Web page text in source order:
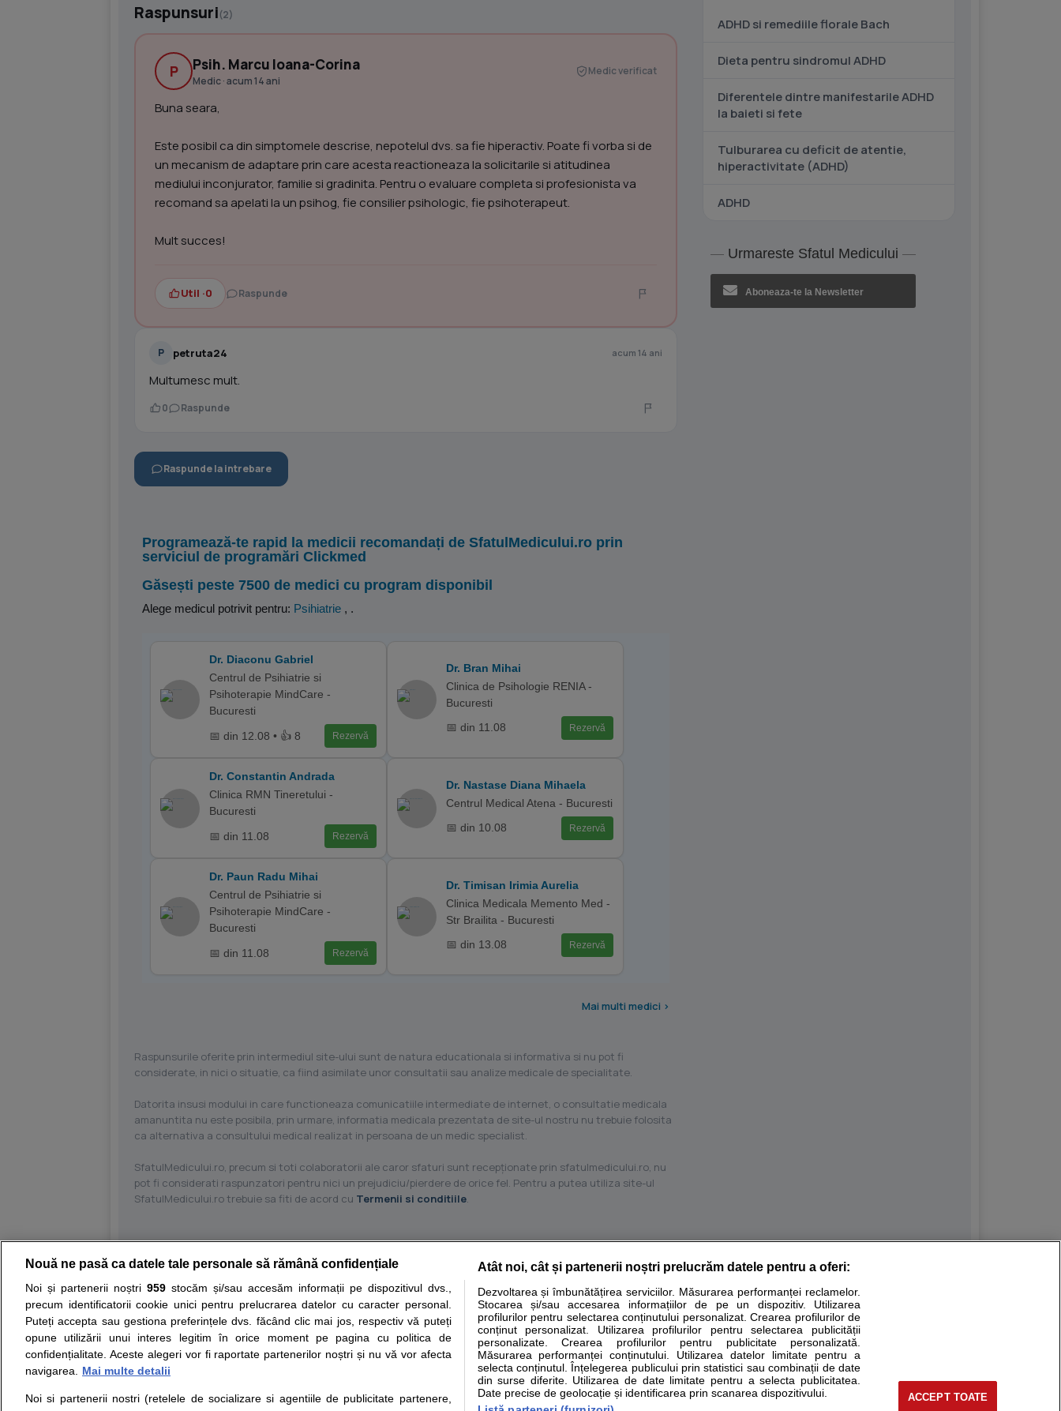
Raspunsuri(2)
P Psih. Marcu Ioana-Corina
Medic · acum 14 ani
Medic verificat
Buna seara,
Este posibil ca din simptomele descrise, nepotelul dvs. sa fie hiperactiv. Poate fi vorba si de
un mecanism de adaptare prin care acesta reactioneaza la solicitarile si atitudinea
mediului inconjurator, familie si gradinita. Pentru o evaluare completa si profesionista va
recomand sa apelati la un psihog, fie consilier psihologic, fie psihoterapeut.
Mult succes!
Util ·0 Raspunde
P petruta24 acum 14 ani
Multumesc mult.
0 Raspunde
Raspunde la intrebare
Programează-te rapid la medicii recomandați de SfatulMedicului.ro prin
serviciul de programări Clickmed
Găsești peste 7500 de medici cu program disponibil
Alege medicul potrivit pentru: Psihiatrie , .
Dr. Diaconu Gabriel
Centrul de Psihiatrie si
Psihoterapie MindCare -
Bucuresti
📅 din 12.08 • 👍 8
Rezervă
Dr. Bran Mihai
Clinica de Psihologie RENIA -
Bucuresti
📅 din 11.08
Rezervă
Dr. Constantin Andrada
Clinica RMN Tineretului -
Bucuresti
📅 din 11.08
Rezervă
Dr. Nastase Diana Mihaela
Centrul Medical Atena - Bucuresti
📅 din 10.08
Rezervă
Dr. Paun Radu Mihai
Centrul de Psihiatrie si
Psihoterapie MindCare -
Bucuresti
📅 din 11.08
Rezervă
Dr. Timisan Irimia Aurelia
Clinica Medicala Memento Med -
Str Brailita - Bucuresti
📅 din 13.08
Rezervă
Mai multi medici >
Raspunsurile oferite prin intermediul site-ului sunt de natura educationala si informativa si nu pot fi
considerate, in nici o situatie, ca fiind asimilate unor consultatii sau analize medicale de specialitate.
Datorita insusi modului in care functioneaza comunicatiile intermediate de internet, o consultatie medicala
amanuntita nu este posibila, prin urmare, informatia medicala prezentata de site-ul nostru nu trebuie folosita
ca alternativa a consultului medical realizat in persoana de un medic specialist.
SfatulMedicului.ro, precum si toti colaboratorii ale caror sfaturi sunt recepţionate prin sfatulmedicului.ro, nu
pot fi considerati raspunzatori pentru nici un prejudiciu/pierdere de orice fel. Pentru a putea utiliza site-ul
SfatulMedicului.ro trebuie sa fiti de acord cu Termenii si conditiile.
ADHD si remediile florale Bach
Dieta pentru sindromul ADHD
Diferentele dintre manifestarile ADHD
la baieti si fete
Tulburarea cu deficit de atentie,
hiperactivitate (ADHD)
ADHD
Urmareste Sfatul Medicului
Aboneaza-te la Newsletter
Resurse: Autoevaluare simptome Interpretare analize Specialitati medicale
Opiniile avizate ale medicilor, sfaturile si orice alte informatii despre sanatate disponibile pe sfatulmedicului.ro au scop informativ si educational. Ele nu pot substitui consultul medical direct si
nici diagnosticul stabilit in urma investigatiilor si analizelor medicale. Va sfatuim, ca pe langa informatia primita pe sfatulmedicului.ro sa consultati fie medicul Dvs., fie unul dintre medicii pe care
ii punem la dispozitie pentru programare in sistemul de programari la medic Clickmed.
Despre noi
Termeni si conditii
Drepturile consumatorului
Protectia consumatorilor -
Parteneri
Inscriere clinica
Pentru pacient
Nouă ne pasă ca datele tale personale să rămână confidențiale
Noi și partenerii noștri 959stocăm și/sau accesăm informații pe dispozitivul dvs.,
precum identificatorii cookie unici pentru prelucrarea datelor cu caracter personal.
Puteți accepta sau gestiona preferințele dvs. făcând clic mai jos, respectiv vă puteți
opune utilizării unui interes legitim în orice moment pe pagina cu politica de
confidențialitate. Aceste alegeri vor fi raportate partenerilor noștri și nu vă vor afecta
navigarea.
Mai multe detalii
Noi si partenerii nostri (retelele de socializare si agentiile de publicitate partenere,
Atât noi, cât și partenerii noștri prelucrăm datele pentru a oferi:
Dezvoltarea și îmbunătățirea serviciilor. Măsurarea performanței reclamelor.
Stocarea și/sau accesarea informațiilor de pe un dispozitiv. Utilizarea
profilurilor pentru selectarea conținutului personalizat. Crearea profilurilor de
conținut personalizat. Utilizarea profilurilor pentru selectarea publicității
personalizate. Crearea profilurilor pentru publicitate personalizată.
Măsurarea performanței conținutului. Utilizarea datelor limitate pentru a
selecta conținutul. Înțelegerea publicului prin statistici sau combinații de date
din surse diferite. Utilizarea de date limitate pentru a selecta publicitatea.
Date precise de geolocație și identificarea prin scanarea dispozitivului.
ACCEPT TOATE